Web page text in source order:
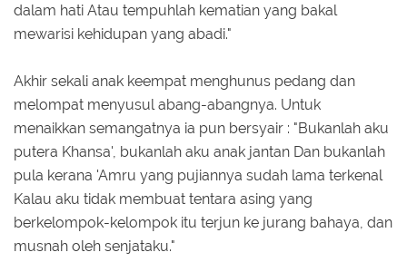
dalam hati Atau tempuhlah kematian yang bakal
mewarisi kehidupan yang abadi."
Akhir sekali anak keempat menghunus pedang dan
melompat menyusul abang-abangnya. Untuk
menaikkan semangatnya ia pun bersyair : "Bukanlah aku
putera Khansa', bukanlah aku anak jantan Dan bukanlah
pula kerana 'Amru yang pujiannya sudah lama terkenal
Kalau aku tidak membuat tentara asing yang
berkelompok-kelompok itu terjun ke jurang bahaya, dan
musnah oleh senjataku."